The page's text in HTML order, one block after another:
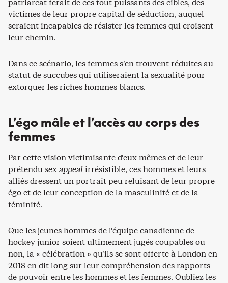
patriarcat ferait de ces tout-puissants des cibles, des
victimes de leur propre capital de séduction, auquel
seraient incapables de résister les femmes qui croisent
leur chemin.
Dans ce scénario, les femmes s’en trouvent réduites au
statut de succubes qui utiliseraient la sexualité pour
extorquer les riches hommes blancs.
L’égo mâle et l’accès au corps des
femmes
Par cette vision victimisante d’eux-mêmes et de leur
prétendusex appealirrésistible, ces hommes et leurs
alliés dressent un portrait peu reluisant de leur propre
égo et de leur conception de la masculinité et de la
féminité.
Que les jeunes hommes de l’équipe canadienne de
hockey junior soient ultimement jugés coupables ou
non, la « célébration » qu’ils se sont offerte à London en
2018 en dit long sur leur compréhension des rapports
de pouvoir entre les hommes et les femmes. Oubliez les